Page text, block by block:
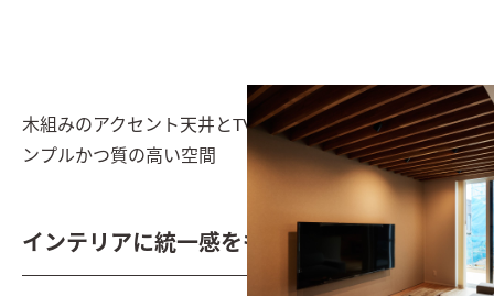
木組みのアクセント天井とTV以外何も飾らない壁面でシ
ンプルかつ質の高い空間
インテリアに統一感をもたらすキッチン